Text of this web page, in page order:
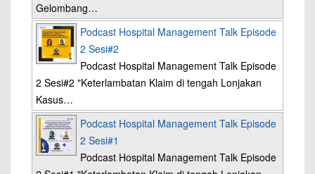
Gelombang…
Podcast Hospital Management Talk Episode
2 Sesi#2
Podcast Hospital Management Talk Episode
2 Sesi#2 "Keterlambatan Klaim di tengah Lonjakan
Kasus…
Podcast Hospital Management Talk Episode
2 Sesi#1
Podcast Hospital Management Talk Episode